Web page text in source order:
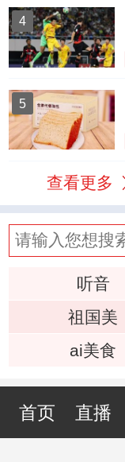
4
5
查看更多
听音
祖国美
ai美食
首页 直播